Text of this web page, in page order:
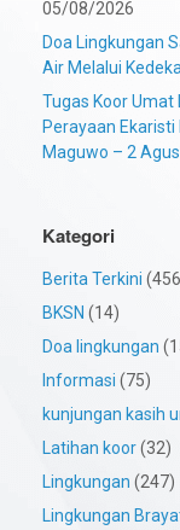
05/08/2026
Doa Lingkungan
Air Melalui
Tugas Koor Umat
Perayaan
Maguwo – 2
Kategori
Berita Terkini
BKSN (14)
Doa lingkungan
Informasi (75)
kunjungan kasih
Latihan koor(32)
Lingkungan (247)
Lingkungan